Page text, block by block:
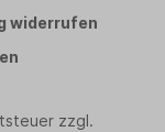
widerrufen
zzgl.